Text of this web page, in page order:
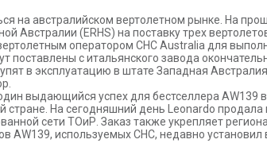
на австралийском вертолетном рынке. На
Австралии (ERHS) на поставку трех
оператором CHC Australia для
с итальянского завода
в эксплуатацию в штате Западная
выдающийся успех для бестселлера AW139
На сегодняшний день Leonardo продала
сети ТОиР. Заказ также укрепляет
AW139, используемых CHC, недавно